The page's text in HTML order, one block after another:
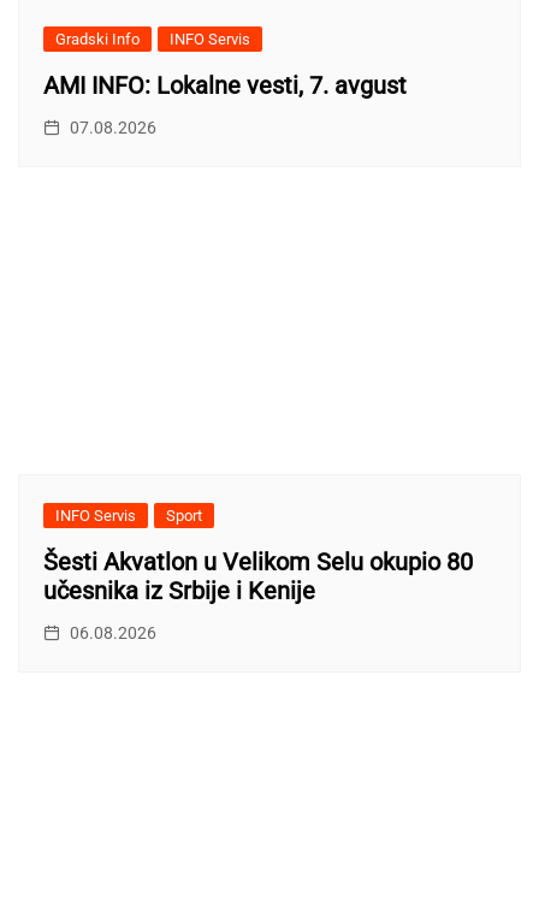
Gradski Info INFO Servis
AMI INFO: Lokalne vesti, 7. avgust
07.08.2026
INFO Servis Sport
Šesti Akvatlon u Velikom Selu okupio 80
učesnika iz Srbije i Kenije
06.08.2026